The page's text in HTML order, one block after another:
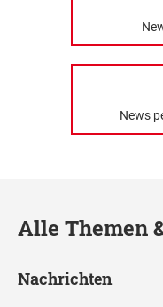
News
Alle Themen
Nachrichten